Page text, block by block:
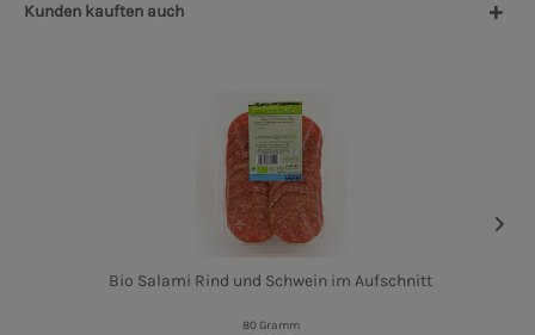
Kunden kauften auch
Bio Salami Rind und Schwein im Aufschnitt
80 Gramm